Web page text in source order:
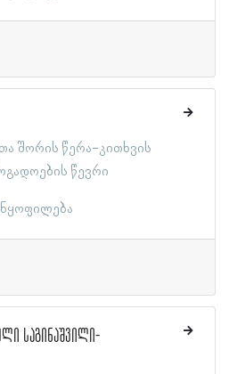
შორის წერა-კითხვის
წევრი
საგინაშვილი-